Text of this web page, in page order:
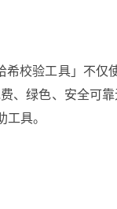
希校验工具」不
、绿色、安全可
具。